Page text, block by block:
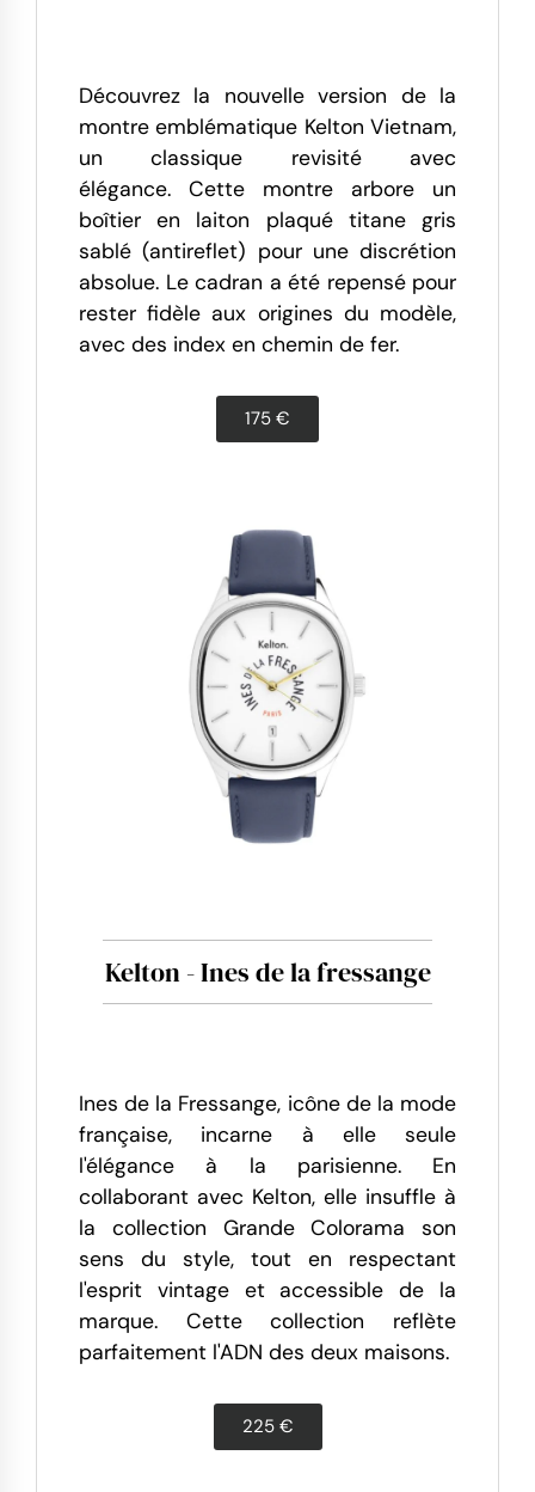
Découvrez la nouvelle version de la
montre emblématique Kelton Vietnam,
un classique revisité avec
élégance. Cette montre arbore un
boîtier en laiton plaqué titane gris
sablé (antireflet) pour une discrétion
absolue. Le cadran a été repensé pour
rester fidèle aux origines du modèle,
avec des index en chemin de fer.
175 €
Kelton - Ines de la fressange
Ines de la Fressange, icône de la mode
française, incarne à elle seule
l'élégance à la parisienne. En
collaborant avec Kelton, elle insuffle à
la collection Grande Colorama son
sens du style, tout en respectant
l'esprit vintage et accessible de la
marque. Cette collection reflète
parfaitement l'ADN des deux maisons.
225 €